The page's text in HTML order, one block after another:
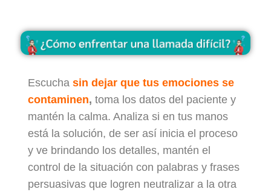
Escucha sin dejar que tus emociones se
contaminen, toma los datos del paciente y
mantén la calma. Analiza si en tus manos
está la solución, de ser así inicia el proceso
y ve brindando los detalles, mantén el
control de la situación con palabras y frases
persuasivas que logren neutralizar a la otra